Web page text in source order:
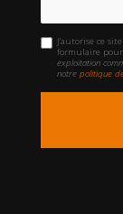
J'autorise ce
formulaire
exploitation
notrepolitique